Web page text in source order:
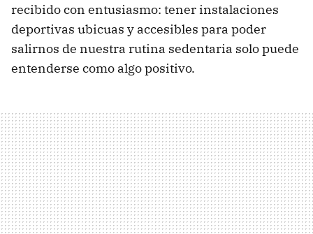
recibido con entusiasmo: tener instalaciones
deportivas ubicuas y accesibles para poder
salirnos de nuestra rutina sedentaria solo puede
entenderse como algo positivo.